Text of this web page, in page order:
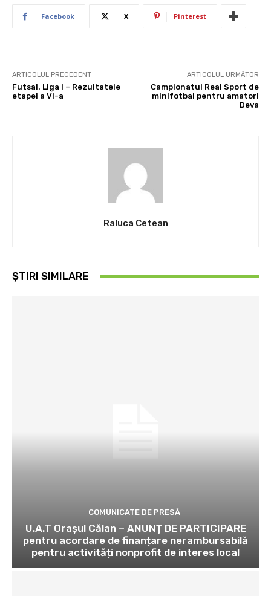
Facebook X Pinterest
ARTICOLUL PRECEDENT
Futsal. Liga I – Rezultatele
etapei a VI-a
ARTICOLUL URMĂTOR
Campionatul Real Sport de
minifotbal pentru amatori
Deva
Raluca Cetean
ȘTIRI SIMILARE
COMUNICATE DE PRESĂ
U.A.T Orașul Călan – ANUNȚ DE PARTICIPARE
pentru acordare de finanțare nerambursabilă
pentru activități nonprofit de interes local